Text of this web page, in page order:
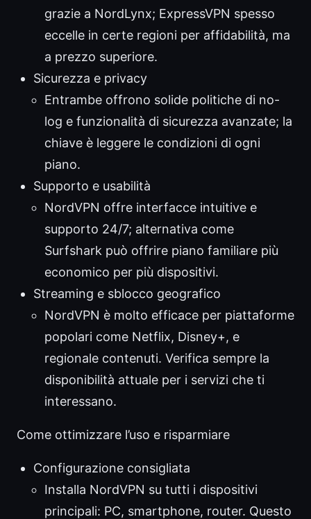
grazie a NordLynx; ExpressVPN spesso
eccelle in certe regioni per affidabilità, ma
a prezzo superiore.
Sicurezza e privacy
Entrambe offrono solide politiche di no-
log e funzionalità di sicurezza avanzate; la
chiave è leggere le condizioni di ogni
piano.
Supporto e usabilità
NordVPN offre interfacce intuitive e
supporto 24/7; alternativa come
Surfshark può offrire piano familiare più
economico per più dispositivi.
Streaming e sblocco geografico
NordVPN è molto efficace per piattaforme
popolari come Netflix, Disney+, e
regionale contenuti. Verifica sempre la
disponibilità attuale per i servizi che ti
interessano.
Come ottimizzare l’uso e risparmiare
Configurazione consigliata
Installa NordVPN su tutti i dispositivi
principali: PC, smartphone, router. Questo